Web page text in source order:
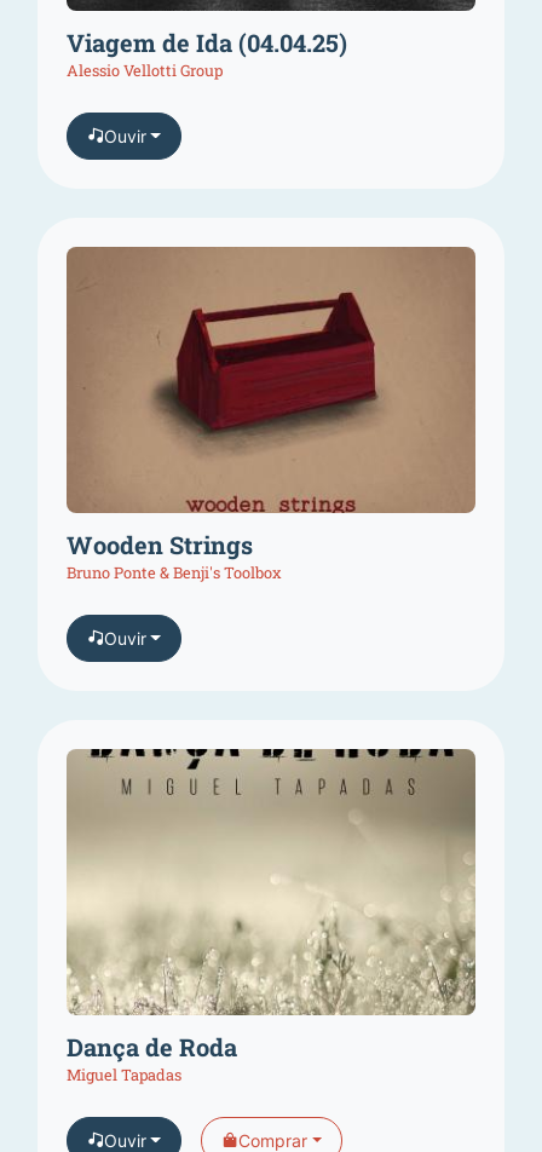
Viagem de Ida (04.04.25)
Alessio Vellotti Group
Ouvir
Wooden Strings
Bruno Ponte & Benji's Toolbox
Ouvir
Dança de Roda
Miguel Tapadas
Ouvir Comprar